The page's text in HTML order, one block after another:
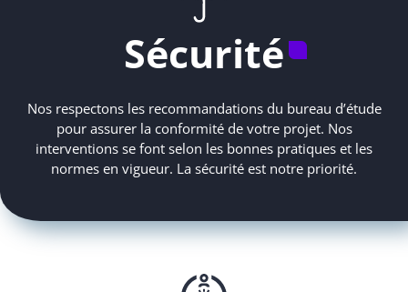
Sécurité
Nos respectons les recommandations du bureau d’étude
pour assurer la conformité de votre projet. Nos
interventions se font selon les bonnes pratiques et les
normes en vigueur. La sécurité est notre priorité.